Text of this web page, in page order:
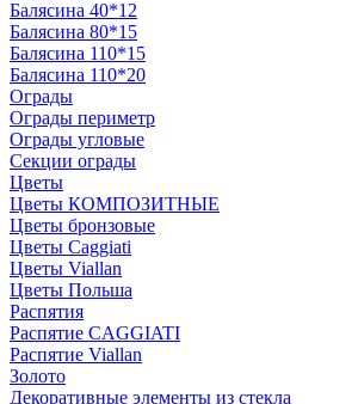
Балясина 40*12
Балясина 80*15
Балясина 110*15
Балясина 110*20
Ограды
Ограды периметр
Ограды угловые
Секции ограды
Цветы
Цветы КОМПОЗИТНЫЕ
Цветы бронзовые
Цветы Caggiati
Цветы Viallan
Цветы Польша
Распятия
Распятие CAGGIATI
Распятие Viallan
Золото
Декоративные элементы из стекла